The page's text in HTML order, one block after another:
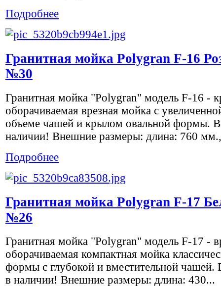
Подробнее
Гранитная мойка Polygran F-16
№30
Гранитная мойка "Polygran" модель F-16 -
оборачиваемая врезная мойка с
объеме чашей и крылом овальной формы.
наличии! Внешние размеры: длина: 760
Подробнее
Гранитная мойка Polygran F-17
№26
Гранитная мойка "Polygran" модель F-17 -
оборачиваемая компактная мойка
формы с глубокой и вместительной чашей.
в наличии! Внешние размеры: длина: 430...